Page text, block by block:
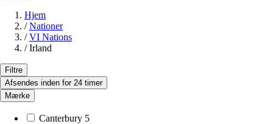
Hjem
/ Nationer
/ VI Nations
/ Irland
Filtre
Afsendes inden for 24 timer
Mærke
Canterbury 5